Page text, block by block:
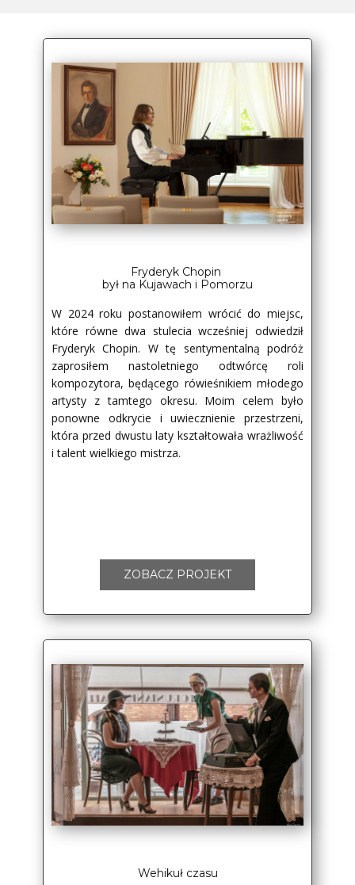
Fryderyk Chopin
był na Kujawach i Pomorzu
W 2024 roku postanowiłem wrócić do miejsc,
które równe dwa stulecia wcześniej odwiedził
Fryderyk Chopin. W tę sentymentalną podróż
zaprosiłem nastoletniego odtwórcę roli
kompozytora, będącego rówieśnikiem młodego
artysty z tamtego okresu. Moim celem było
ponowne odkrycie i uwiecznienie przestrzeni,
która przed dwustu laty kształtowała wrażliwość
i talent wielkiego mistrza.
ZOBACZ PROJEKT
Wehikuł czasu